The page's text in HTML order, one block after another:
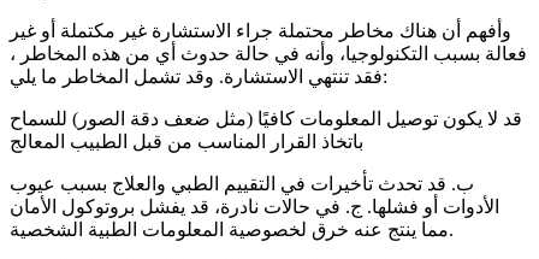
وأفهم أن هناك مخاطر محتملة جراء الاستشارة غير مكتملة أو غير
فعالة بسبب التكنولوجيا، وأنه في حالة حدوث أي من هذه المخاطر ،
فقد تنتهي الاستشارة. وقد تشمل المخاطر ما يلي:
قد لا يكون توصيل المعلومات كافيًا (مثل ضعف دقة الصور) للسماح
باتخاذ القرار المناسب من قبل الطبيب المعالج
ب. قد تحدث تأخيرات في التقييم الطبي والعلاج بسبب عيوب
الأدوات أو فشلها. ج. في حالات نادرة، قد يفشل بروتوكول الأمان
مما ينتج عنه خرق لخصوصية المعلومات الطبية الشخصية.